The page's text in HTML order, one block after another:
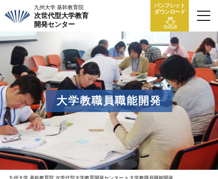
九州大学 基幹教育院
次世代型大学教育
開発センター
パンフレット
ダウンロード
大学教職員職能開発
九州大学 基幹教育院 次世代型大学教育開発センター > 大学教職員職能開発